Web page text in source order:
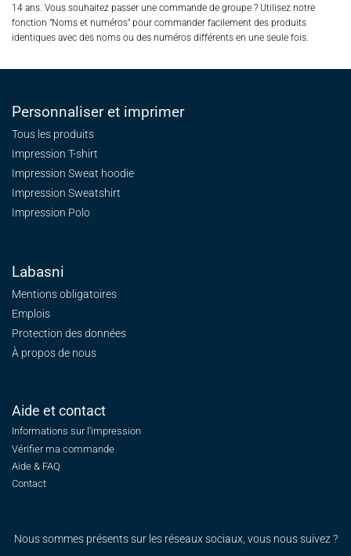
14 ans. Vous souhaitez passer une commande de groupe ? Utilisez notre
fonction "Noms et numéros" pour commander facilement des produits
identiques avec des noms ou des numéros différents en une seule fois.
Personnaliser et imprimer
Tous les produits
Impression T-shirt
Impression Sweat hoodie
Impression Sweatshirt
Impression Polo
Labasni
Mentions obligatoires
Emplois
Protection des données
À propos de nous
Aide et contact
Informations sur l'impression
Vérifier ma commande
Aide & FAQ
Contact
Nous sommes présents sur les réseaux sociaux, vous nous suivez ?